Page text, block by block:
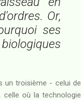
Or,
ses
un troisième - celui de
où la technologie